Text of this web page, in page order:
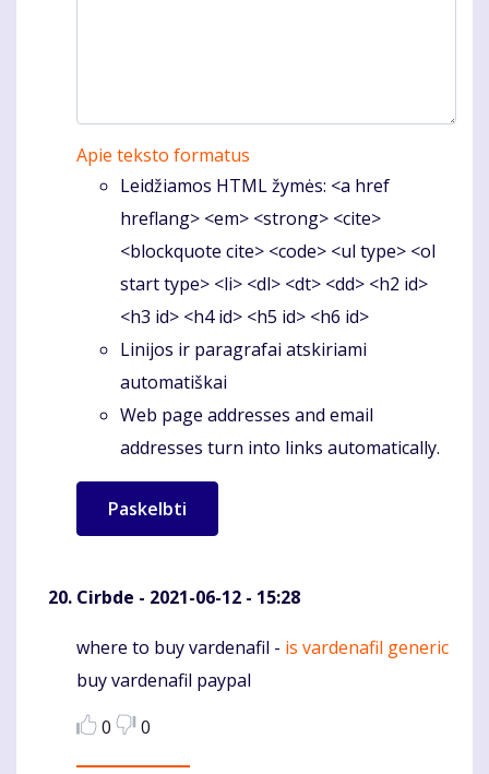
Apie teksto formatus
Leidžiamos HTML žymės: <a href
hreflang> <em> <strong> <cite>
<blockquote cite> <code> <ul type> <ol
start type> <li> <dl> <dt> <dd> <h2 id>
<h3 id> <h4 id> <h5 id> <h6 id>
Linijos ir paragrafai atskiriami
automatiškai
Web page addresses and email
addresses turn into links automatically.
Cirbde - 2021-06-12 - 15:28
Komentaras
where to buy vardenafil - is vardenafil generic
buy vardenafil paypal
0
0